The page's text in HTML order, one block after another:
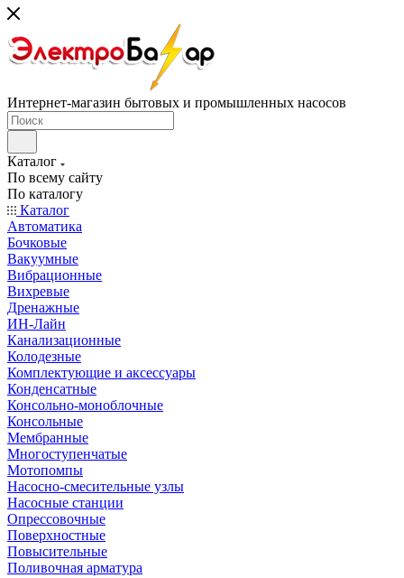
Интернет-магазин бытовых и промышленных насосов
Каталог
По всему сайту
По каталогу
Каталог
Автоматика
Бочковые
Вакуумные
Вибрационные
Вихревые
Дренажные
ИН-Лайн
Канализационные
Колодезные
Комплектующие и аксессуары
Конденсатные
Консольно-моноблочные
Консольные
Мембранные
Многоступенчатые
Мотопомпы
Насосно-смесительные узлы
Насосные станции
Опрессовочные
Поверхностные
Повысительные
Поливочная арматура